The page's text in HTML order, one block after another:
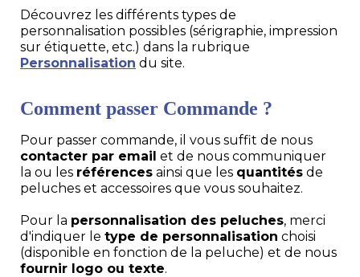
Découvrez les différents types de
personnalisation possibles (sérigraphie, impression
sur étiquette, etc.) dans la rubrique
Personnalisation du site.
Comment passer Commande ?
Pour passer commande, il vous suffit de nous
contacter par email et de nous communiquer
la ou les références ainsi que les quantités de
peluches et accessoires que vous souhaitez.
Pour la personnalisation des peluches, merci
d'indiquer le type de personnalisation choisi
(disponible en fonction de la peluche) et de nous
fournir logo ou texte.